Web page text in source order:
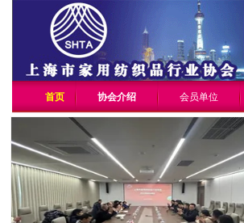
首页 协会介绍 会员单位